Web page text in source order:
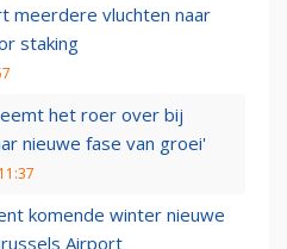
meerdere vluchten naar
staking
het roer over bij
nieuwe fase van groei'
komende winter nieuwe
Airport